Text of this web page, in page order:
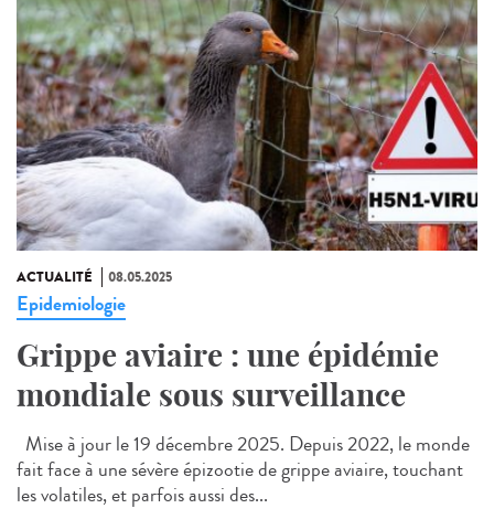
ACTUALITÉ 08.05.2025
Epidemiologie
Grippe aviaire : une épidémie
mondiale sous surveillance
Mise à jour le 19 décembre 2025. Depuis 2022, le monde
fait face à une sévère épizootie de grippe aviaire, touchant
les volatiles, et parfois aussi des...